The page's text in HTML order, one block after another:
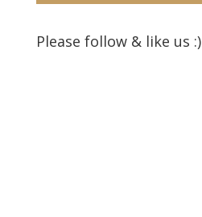
Please follow & like us :)